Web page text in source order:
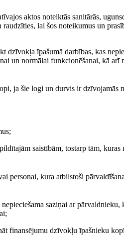
aktos noteiktās sanitārās,
lai šos noteikumus un
īpašumā darbības, kas
un normālai funkcionēšanai, kā arī
ja šie logi un durvis ir dzīvojamās
saistībām, tostarp tām, kuras
personai, kura atbilstoši
saziņai ar pārvaldnieku,
finansējumu dzīvokļu īpašnieku